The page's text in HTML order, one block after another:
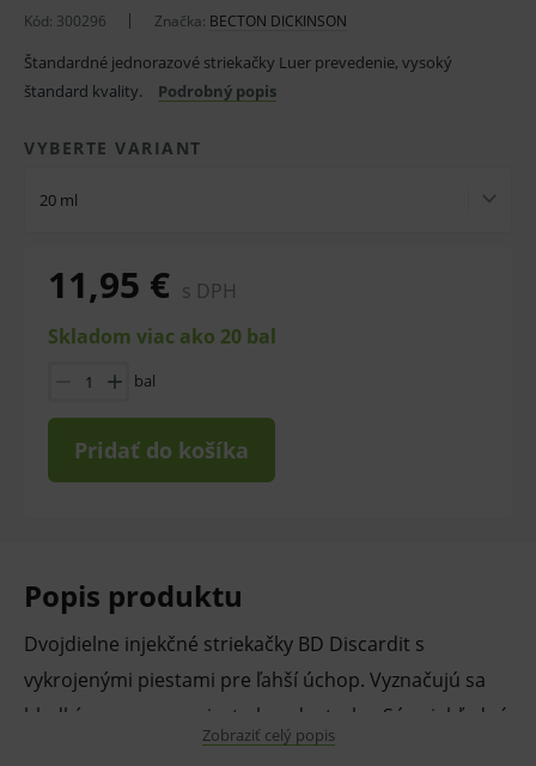
Kód: 300296 Značka: BECTON DICKINSON
Štandardné jednorazové striekačky Luer prevedenie, vysoký
štandard kvality.
Podrobný popis
VYBERTE VARIANT
20 ml
11,95 € s DPH
Skladom viac ako 20 bal
bal
Pridať do košíka
Popis produktu
Dvojdielne injekčné striekačky BD Discardit s
vykrojenými piestami pre ľahší úchop. Vyznačujú sa
hladkým posuvom piestu bez dostreku. Sú priehľadné
s kontrastnou kalibráciou valca. Určené na
Zobraziť celý popis